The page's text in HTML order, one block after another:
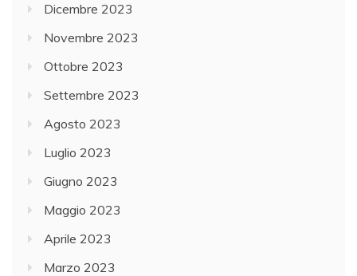
Dicembre 2023
Novembre 2023
Ottobre 2023
Settembre 2023
Agosto 2023
Luglio 2023
Giugno 2023
Maggio 2023
Aprile 2023
Marzo 2023